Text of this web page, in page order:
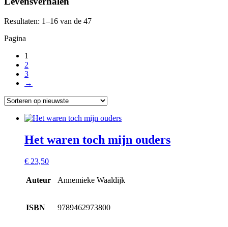
Resultaten: 1–16 van de 47
Pagina
1
2
3
→
Het waren toch mijn ouders
€ 23,50
Auteur Annemieke Waaldijk
ISBN 9789462973800